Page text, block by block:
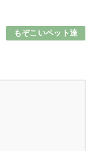
もぞこいペット達